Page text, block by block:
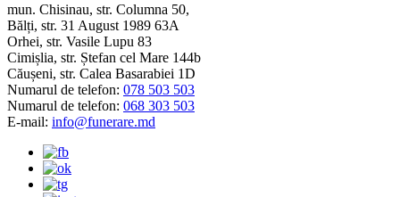
mun. Chisinau, str. Columna 50,
Bălți, str. 31 August 1989 63A
Orhei, str. Vasile Lupu 83
Cimișlia, str. Ștefan cel Mare 144b
Căușeni, str. Calea Basarabiei 1D
Numarul de telefon: 078 503 503
Numarul de telefon: 068 303 503
E-mail: info@funerare.md